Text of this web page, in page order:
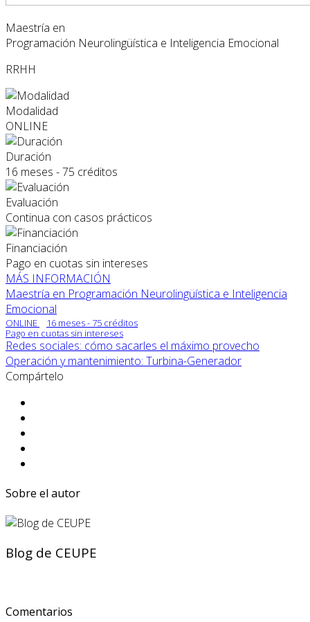
Maestría en
Programación Neurolingüística e Inteligencia Emocional
RRHH
Modalidad
ONLINE
Duración
16 meses - 75 créditos
Evaluación
Continua con casos prácticos
Financiación
Pago en cuotas sin intereses
MÁS INFORMACIÓN
Maestría en Programación Neurolingüística e Inteligencia
Emocional
ONLINE
16 meses - 75 créditos
Pago en cuotas sin intereses
Redes sociales: cómo sacarles el máximo provecho
Operación y mantenimiento: Turbina-Generador
Compártelo
Sobre el autor
Blog de CEUPE
Comentarios